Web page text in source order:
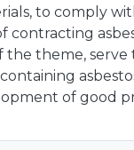
to comply
theme, serve
of good